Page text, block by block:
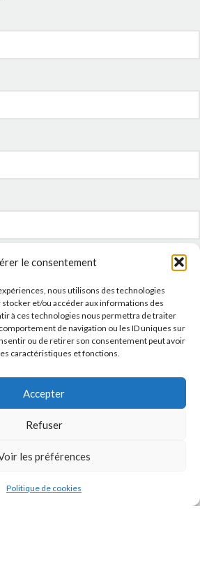
le consentement
nous utilisons des technologies
et/ou accéder aux informations des
à ces technologies nous permettra de traiter
de navigation ou les ID uniques sur
ou de retirer son consentement peut avoir
caractéristiques et fonctions.
Accepter
Refuser
les préférences
Politique de cookies
confidentialité